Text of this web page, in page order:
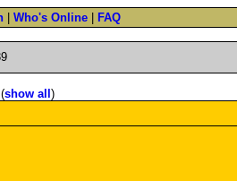
Who's Online FAQ
(show all )